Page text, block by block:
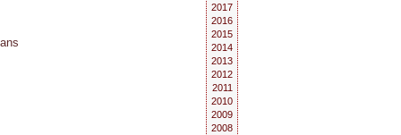
2017
2016
2015
2014
2013
2012
2011
2010
2009
2008